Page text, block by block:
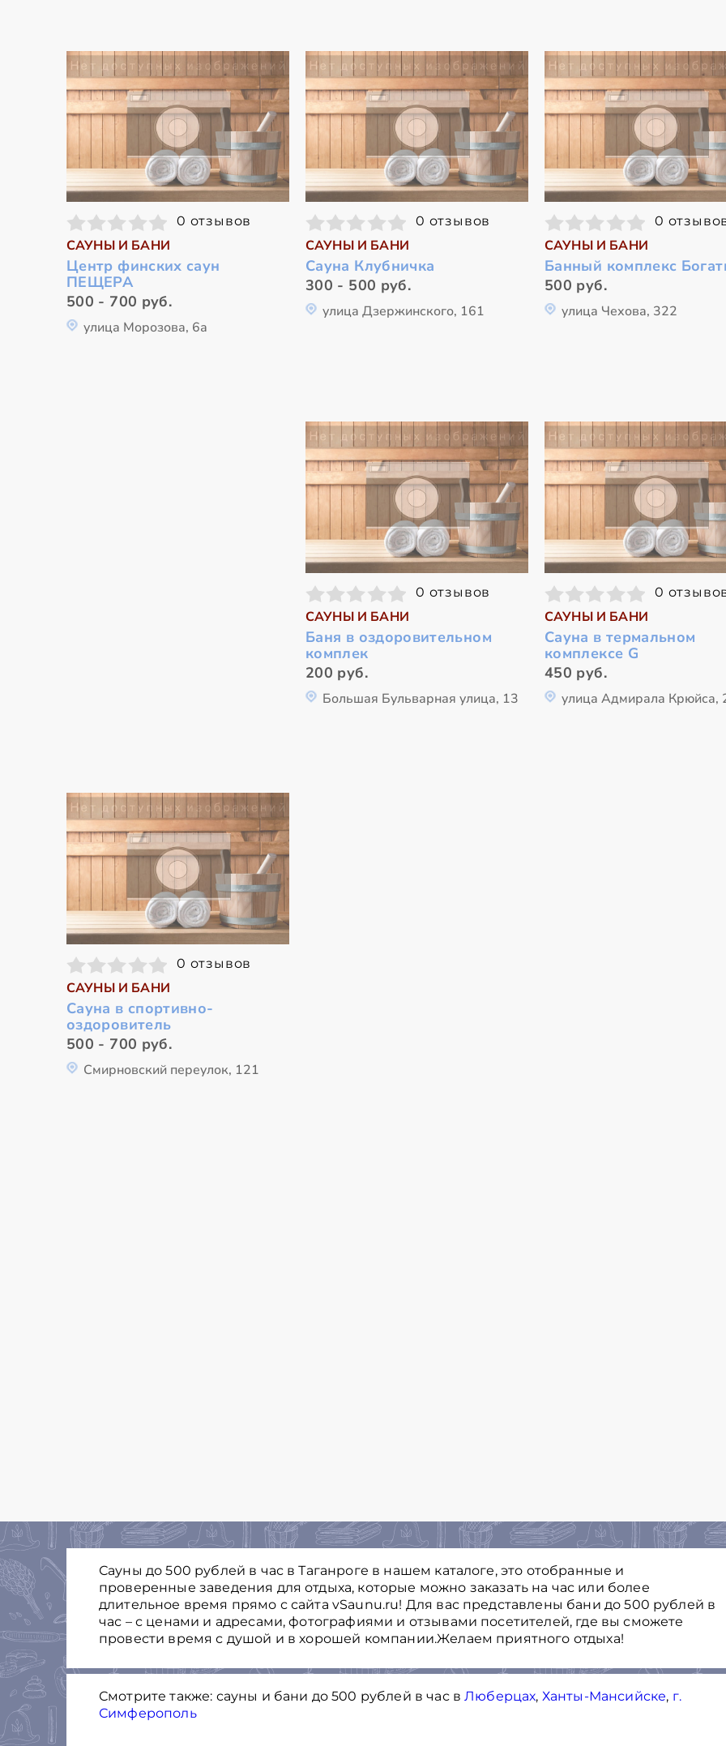
0 отзывов
САУНЫ И БАНИ
Центр финских саун
ПЕЩЕРА
500 - 700 руб.
улица Морозова, 6а
0 отзывов
САУНЫ И БАНИ
Сауна Клубничка
300 - 500 руб.
улица Дзержинского, 161
0
САУНЫ И БАНИ
Банный комплекс
500 руб.
улица Чехова, 322
0 отзывов
САУНЫ И БАНИ
Баня в оздоровительном
комплек
200 руб.
Большая Бульварная улица, 13
0
САУНЫ И БАНИ
Сауна в термальном
комплексе G
450 руб.
улица Адмирала Крюйса,
0 отзывов
САУНЫ И БАНИ
Сауна в спортивно-
оздоровитель
500 - 700 руб.
Смирновский переулок, 121
Сауны до 500 рублей в час в Таганроге в нашем каталоге, это отобранные и
проверенные заведения для отдыха, которые можно заказать на час или более
длительное время прямо с сайта vSaunu.ru! Для вас представлены бани до 500 рублей в
час – с ценами и адресами, фотографиями и отзывами посетителей, где вы сможете
провести время с душой и в хорошей компании.Желаем приятного отдыха!
Смотрите также: сауны и бани до 500 рублей в час вЛюберцах, Ханты-Мансийске, г.
Симферополь